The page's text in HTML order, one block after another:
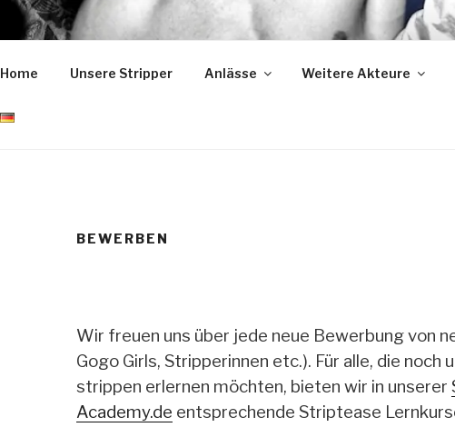
STRIPPER BUCHEN
Home Unsere Stripper Anlässe Weitere Akteure
BEWERBEN
Wir freuen uns über jede neue Bewerbung von
Gogo Girls, Stripperinnen etc.). Für alle, die
strippen erlernen möchten, bieten wir in unserer
Academy.de entsprechende Striptease